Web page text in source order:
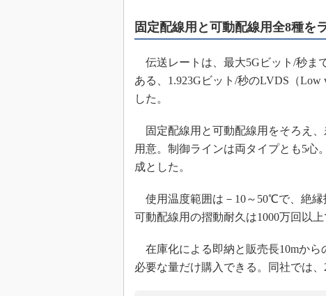
固定配線用と可動配線用全8種を
伝送レートは、最大5Gビット/秒ま
ある、1.923Gビット/秒のLVDS（Low
した。
固定配線用と可動配線用をそろえ、
用意。制御ラインは両タイプとも5心
成とした。
使用温度範囲は－10～50℃で、絶縁
可動配線用の摺動耐久は1000万回以
在庫化による即納と販売長10mから
必要な量だけ購入できる。同社では